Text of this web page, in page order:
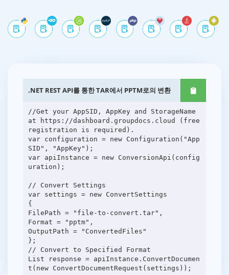
.NET REST API를 통한 TAR에서 PPTM로의 변환
//Get your AppSID, AppKey and StorageName
at https://dashboard.groupdocs.cloud (free
registration is required).
var configuration = new Configuration("App
SID", "AppKey");
var apiInstance = new ConversionApi(config
uration);
// Convert Settings
var settings = new ConvertSettings
{
FilePath = "file-to-convert.tar",
Format = "pptm",
OutputPath = "ConvertedFiles"
};
// Convert to Specified Format
List response = apiInstance.ConvertDocumen